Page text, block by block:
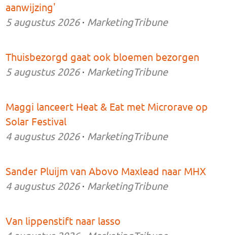
aanwijzing'
5 augustus 2026 · MarketingTribune
Thuisbezorgd gaat ook bloemen bezorgen
5 augustus 2026 · MarketingTribune
Maggi lanceert Heat & Eat met Microrave op
Solar Festival
4 augustus 2026 · MarketingTribune
Sander Pluijm van Abovo Maxlead naar MHX
4 augustus 2026 · MarketingTribune
Van lippenstift naar lasso